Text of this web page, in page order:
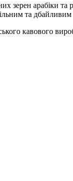
зерен арабіки
та
кавового